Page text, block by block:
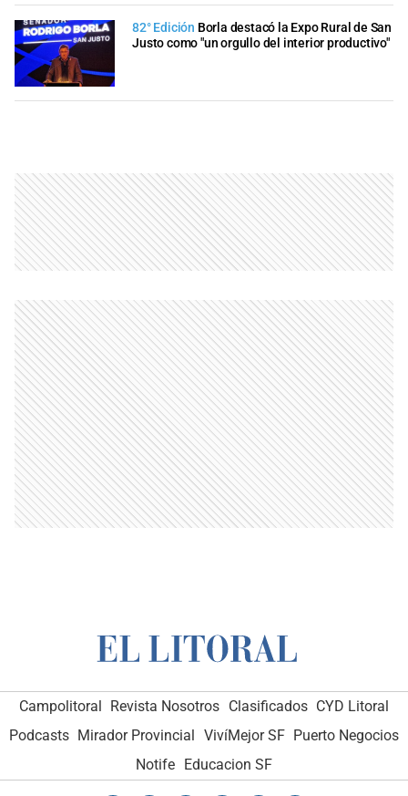
82° Edición Borla destacó la Expo Rural de San
Justo como "un orgullo del interior productivo"
Campolitoral Revista Nosotros Clasificados CYD Litoral
Podcasts Mirador Provincial VivíMejor SF Puerto Negocios
Notife Educacion SF